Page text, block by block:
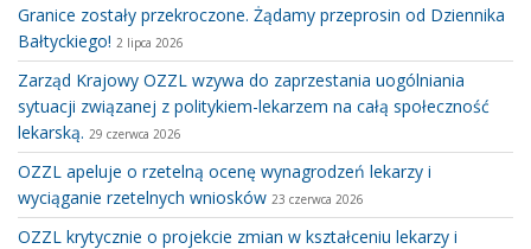
Granice zostały przekroczone. Żądamy przeprosin od Dziennika
Bałtyckiego! 2 lipca 2026
Zarząd Krajowy OZZL wzywa do zaprzestania uogólniania
sytuacji związanej z politykiem-lekarzem na całą społeczność
lekarską. 29 czerwca 2026
OZZL apeluje o rzetelną ocenę wynagrodzeń lekarzy i
wyciąganie rzetelnych wniosków 23 czerwca 2026
OZZL krytycznie o projekcie zmian w kształceniu lekarzy i